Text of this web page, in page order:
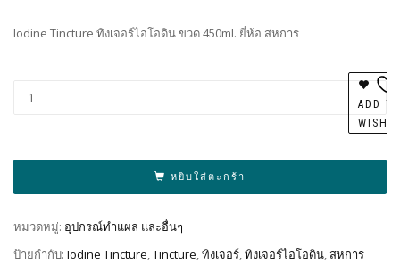
Iodine Tincture ทิงเจอร์ไอโอดิน ขวด 450ml. ยี่ห้อ สหการ
หยิบใส่ตะกร้า
ADD
หมวดหมู่: อุปกรณ์ทำแผล และอื่นๆ
ป้ายกำกับ: Iodine Tincture,Tincture,ทิงเจอร์,ทิงเจอร์ไอโอดิน, สหการ